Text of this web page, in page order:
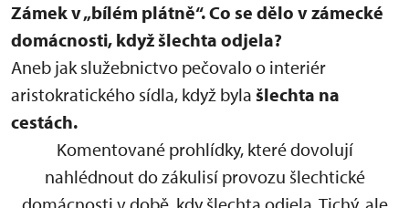
Zámek v „bílém plátně“.Co se dělo v zámecké
domácnosti, když šlechta odjela?
Aneb jak služebnictvo pečovalo o interiér
aristokratického sídla, když byla šlechta na
cestách.
Komentované prohlídky, které dovolují
nahlédnout do zákulisí provozu šlechtické